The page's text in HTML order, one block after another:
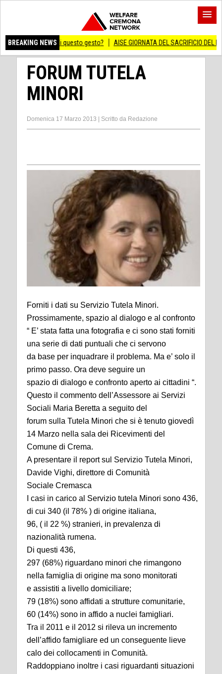
BREAKING NEWS
di questo gesto? AISE GIORNATA DEL SACRIFICIO DEL LAVORO ITALIANO
FORUM TUTELA
MINORI
Domenica 17 Marzo 2013 Scritto da Redazione
Forniti i dati su Servizio Tutela Minori.
Prossimamente, spazio al dialogo e al confronto
“ E’ stata fatta una fotografia e ci sono stati forniti
una serie di dati puntuali che ci servono
da base per inquadrare il problema. Ma e’ solo il
primo passo. Ora deve seguire un
spazio di dialogo e confronto aperto ai cittadini “.
Questo il commento dell’Assessore ai Servizi
Sociali Maria Beretta a seguito del
forum sulla Tutela Minori che si è tenuto giovedì
14 Marzo nella sala dei Ricevimenti del
Comune di Crema.
A presentare il report sul Servizio Tutela Minori,
Davide Vighi, direttore di Comunità
Sociale Cremasca
I casi in carico al Servizio tutela Minori sono 436,
di cui 340 (il 78% ) di origine italiana,
96, ( il 22 %) stranieri, in prevalenza di
nazionalità rumena.
Di questi 436,
297 (68%) riguardano minori che rimangono
nella famiglia di origine ma sono monitorati
e assistiti a livello domiciliare;
79 (18%) sono affidati a strutture comunitarie,
60 (14%) sono in affido a nuclei famigliari.
Tra il 2011 e il 2012 si rileva un incremento
dell’affido famigliare ed un conseguente lieve
calo dei collocamenti in Comunità.
Raddoppiano inoltre i casi riguardanti situazioni